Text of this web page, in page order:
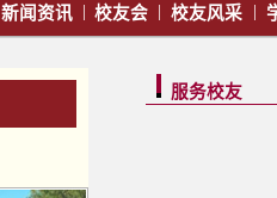
新闻资讯 | 校友会 | 校友风采 |
服务校友